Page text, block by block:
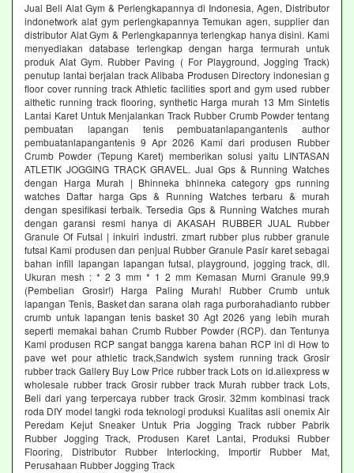
Jual Beli Alat Gym & Perlengkapannya di Indonesia, Agen, Distributor
indonetwork alat gym perlengkapannya Temukan agen, supplier dan
distributor Alat Gym & Perlengkapannya terlengkap hanya disini. Kami
menyediakan database terlengkap dengan harga termurah untuk
produk Alat Gym. Rubber Paving ( For Playground, Jogging Track)
penutup lantai berjalan track Alibaba Produsen Directory indonesian g
floor cover running track Athletic facilities sport and gym used rubber
althetic running track flooring, synthetic Harga murah 13 Mm Sintetis
Lantai Karet Untuk Menjalankan Track Rubber Crumb Powder tentang
pembuatan lapangan tenis pembuatanlapangantenis author
pembuatanlapangantenis 9 Apr 2026 Kami dari produsen Rubber
Crumb Powder (Tepung Karet) memberikan solusi yaitu LINTASAN
ATLETIK JOGGING TRACK GRAVEL. Jual Gps & Running Watches
dengan Harga Murah | Bhinneka bhinneka category gps running
watches Daftar harga Gps & Running Watches terbaru & murah
dengan spesifikasi terbaik. Tersedia Gps & Running Watches murah
dengan garansi resmi hanya di AKASAH RUBBER JUAL Rubber
Granule Of Futsal | inkuiri industri. zmart rubber plus rubber granule
futsal Kami produsen dan penjual Rubber Granule Pasir karet sebagai
bahan infill lapangan lapangan futsal, playground, jogging track, dll.
Ukuran mesh : * 2 3 mm * 1 2 mm Kemasan Murni Granule 99,9
(Pembelian Grosir!) Harga Paling Murah! Rubber Crumb untuk
lapangan Tenis, Basket dan sarana olah raga purborahadianto rubber
crumb untuk lapangan tenis basket 30 Agt 2026 yang lebih murah
seperti memakai bahan Crumb Rubber Powder (RCP). dan Tentunya
Kami produsen RCP sangat bangga karena bahan RCP ini di How to
pave wet pour athletic track,Sandwich system running track Grosir
rubber track Gallery Buy Low Price rubber track Lots on id.aliexpress w
wholesale rubber track Grosir rubber track Murah rubber track Lots,
Beli dari yang terpercaya rubber track Grosir. 32mm kombinasi track
roda DIY model tangki roda teknologi produksi Kualitas asli onemix Air
Peredam Kejut Sneaker Untuk Pria Jogging Track rubber Pabrik
Rubber Jogging Track, Produsen Karet Lantai, Produksi Rubber
Flooring, Distributor Rubber Interlocking, Importir Rubber Mat,
Perusahaan Rubber Jogging Track